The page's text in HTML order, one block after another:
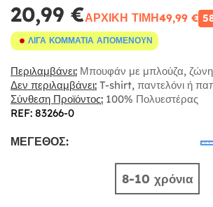
20,99 €ΑΡΧΙΚΉ ΤΙΜΉ49,99 €
ΛΊΓΑ ΚΟΜΜΆΤΙΑ ΑΠΟΜΈΝΟΥΝ
Περιλαμβάνει: Μπουφάν με μπλούζα, ζώνη
Δεν περιλαμβάνει: T-shirt, παντελόνι ή
Σύνθεση Προϊόντος: 100% Πολυεστέρας
REF: 83266-0
ΜΈΓΕΘΟΣ:
8-10 χρόνια